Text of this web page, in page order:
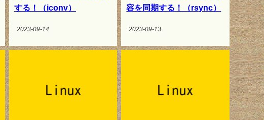
する！（iconv）
2023-09-14
容を同期する！（rsync）
2023-09-13